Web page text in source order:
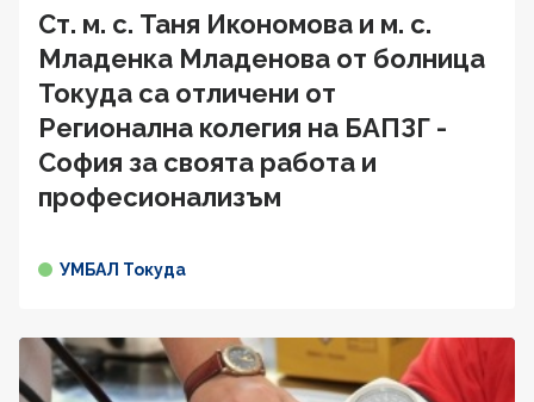
Ст. м. с. Таня Икономова и м. с.
Младенка Младенова от болница
Токуда са отличени от
Регионална колегия на БАПЗГ -
София за своята работа и
професионализъм
УМБАЛ Токуда